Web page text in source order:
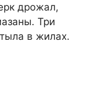
дрожал,
Три
в жилах.